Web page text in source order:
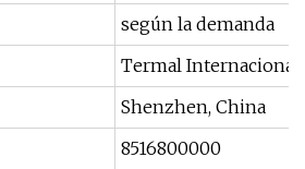
según la demanda
Termal Internacional
Shenzhen, China
8516800000